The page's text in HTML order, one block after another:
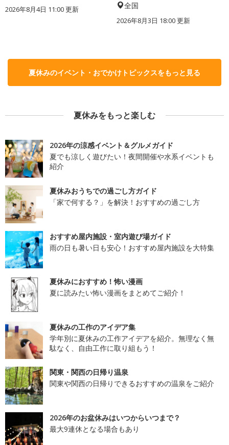
2026年8月4日 11:00更新 全国
2026年8月3日 18:00更新
夏休みのイベント・おでかけトピックスをもっと見る
夏休みをもっと楽しむ
2026年の涼感イベント＆グルメガイド
夏でも涼しく遊びたい！夜間開催や水系イベントも
紹介
夏休みおうちでの過ごし方ガイド
「家で何する？」を解決！おすすめの過ごし方
おすすめ屋内施設・室内遊び場ガイド
雨の日も暑い日も安心！おすすめ屋内施設を大特集
夏休みにおすすめ！怖い漫画
夏に読みたい怖い漫画をまとめてご紹介！
夏休みの工作のアイデア集
学年別に夏休みの工作アイデアを紹介。無理なく無
駄なく、自由工作に取り組もう！
関東・関西の日帰り温泉
関東や関西の日帰りできるおすすめの温泉をご紹介
2026年のお盆休みはいつからいつまで？
最大9連休となる場合もあり